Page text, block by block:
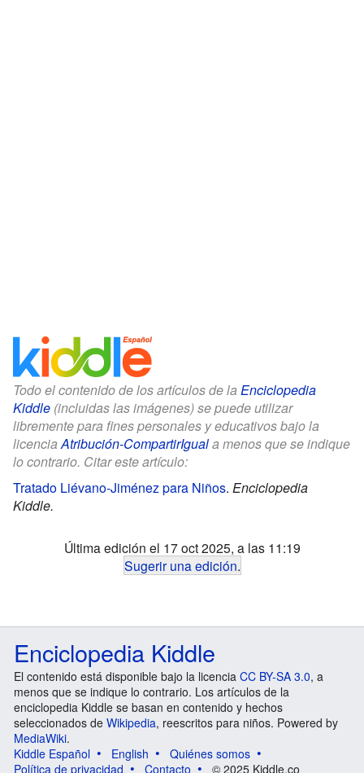
Todo el contenido de los artículos de la Enciclopedia
Kiddle (incluidas las imágenes) se puede utilizar
libremente para fines personales y educativos bajo la
licenciaAtribución-CompartirIguala menos que se indique
lo contrario. Citar este artículo:
Tratado Liévano-Jiménez para Niños. Enciclopedia
Kiddle.
Última edición el 17 oct 2025, a las 11:19
Sugerir una edición.
Enciclopedia Kiddle
El contenido está disponible bajo la licencia CC BY-SA 3.0, a
menos que se indique lo contrario. Los artículos de la
enciclopedia Kiddle se basan en contenido y hechos
seleccionados de Wikipedia, reescritos para niños. Powered by
MediaWiki.
Kiddle Español
English
Quiénes somos
Política de privacidad
Contacto © 2025 Kiddle.co